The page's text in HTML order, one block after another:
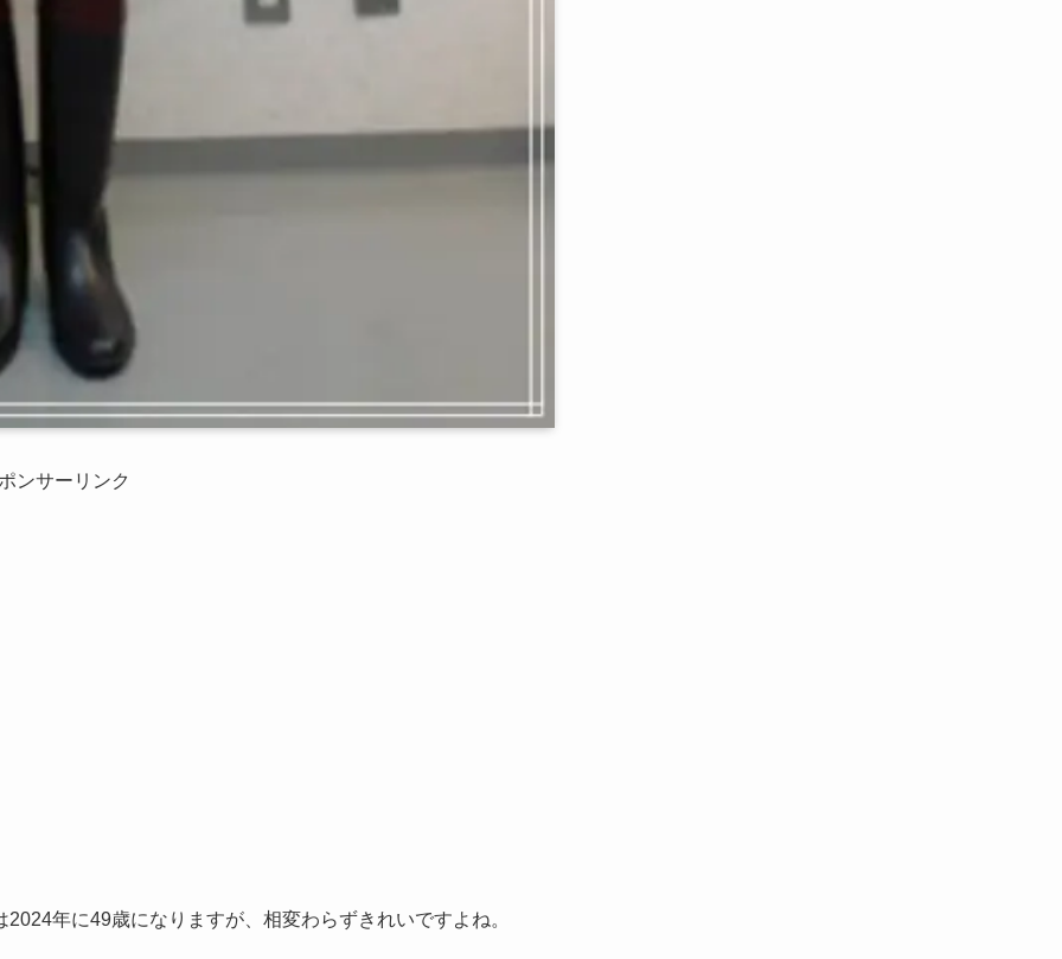
ンサーリンク
年に49歳になりますが、相変わらずきれいですよね。